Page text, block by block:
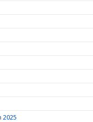
2025